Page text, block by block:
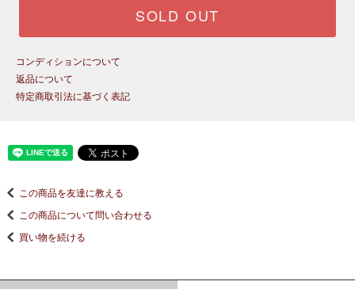
SOLD OUT
コンディションについて
返品について
特定商取引法に基づく表記
この商品を友達に教える
この商品について問い合わせる
買い物を続ける